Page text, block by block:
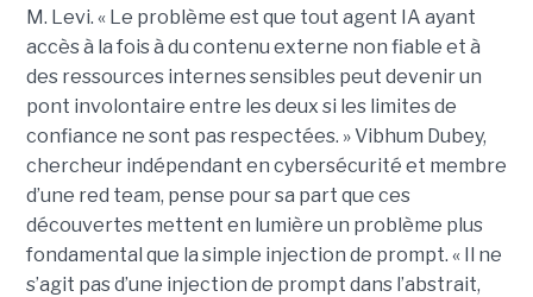
M. Levi. « Le problème est que tout agent IA ayant
accès à la fois à du contenu externe non fiable et à
des ressources internes sensibles peut devenir un
pont involontaire entre les deux si les limites de
confiance ne sont pas respectées. » Vibhum Dubey,
chercheur indépendant en cybersécurité et membre
d’une red team, pense pour sa part que ces
découvertes mettent en lumière un problème plus
fondamental que la simple injection de prompt. « Il ne
s’agit pas d’une injection de prompt dans l’abstrait,